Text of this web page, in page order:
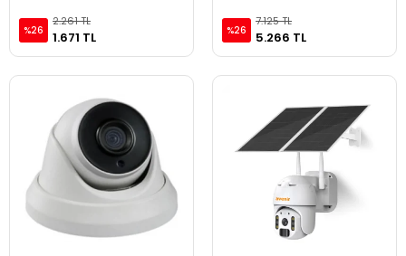
%26
2.261 TL
1.671 TL %26
7.125 TL
5.266 TL